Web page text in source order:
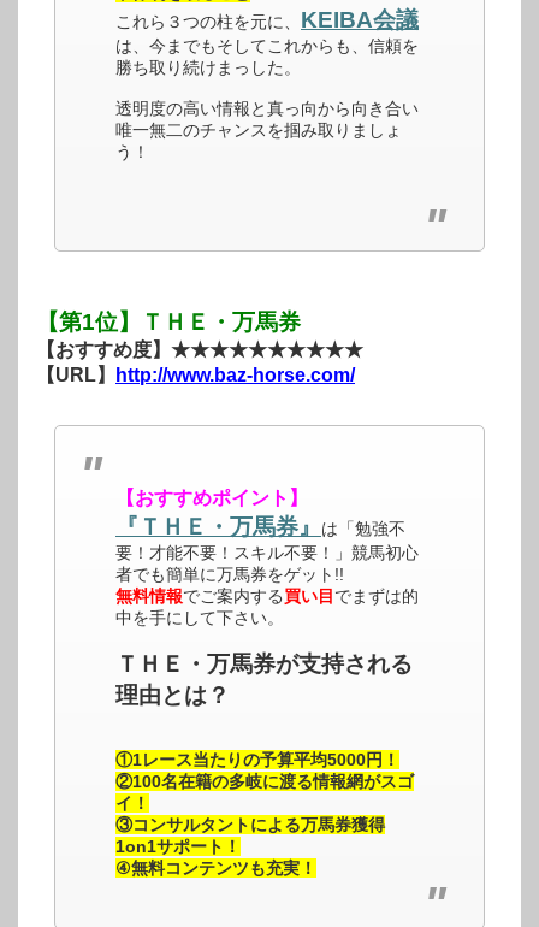
これら３つの柱を元に、 KEIBA会議
は、今までもそしてこれからも、信頼を
勝ち取り続けまっした。
透明度の高い情報と真っ向から向き合い
唯一無二のチャンスを掴み取りましょ
う！
【第1位】ＴＨＥ・万馬券
【おすすめ度】★★★★★★★★★★
【URL】
http://www.baz-horse.com/
【おすすめポイント】
『ＴＨＥ・万馬券』
は「勉強不
要！才能不要！スキル不要！」競馬初心
者でも簡単に万馬券をゲット!!
無料情報でご案内する買い目 でまずは的
中を手にして下さい。
ＴＨＥ・万馬券が支持される
理由とは？
①1レース当たりの予算平均5000円！
②100名在籍の多岐に渡る情報網がスゴ
イ！
③コンサルタントによる万馬券獲得
1on1サポート！
④無料コンテンツも充実！